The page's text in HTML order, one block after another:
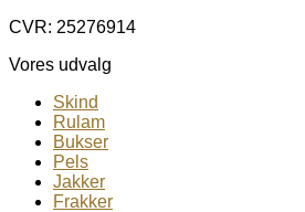
CVR: 25276914
Vores udvalg
Skind
Rulam
Bukser
Pels
Jakker
Frakker